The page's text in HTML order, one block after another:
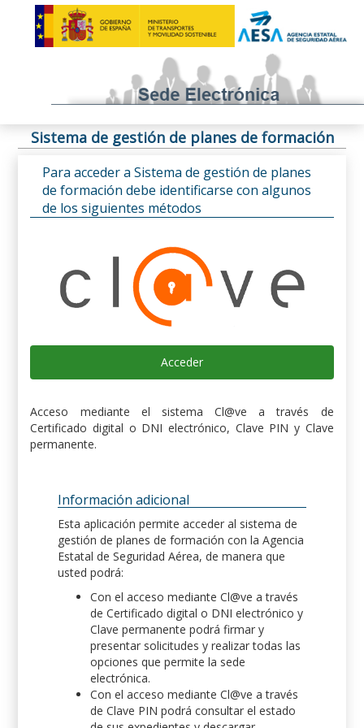
Sistema de gestión de planes de formación
Para acceder a Sistema de gestión de planes
de formación debe identificarse con algunos
de los siguientes métodos
Acceder
Acceso mediante el sistema Cl@ve a través de
Certificado digital o DNI electrónico, Clave PIN y Clave
permanente.
Información adicional
Esta aplicación permite acceder al sistema de
gestión de planes de formación con la Agencia
Estatal de Seguridad Aérea, de manera que
usted podrá:
Con el acceso mediante Cl@ve a través
de Certificado digital o DNI electrónico y
Clave permanente podrá firmar y
presentar solicitudes y realizar todas las
opciones que permite la sede
electrónica.
Con el acceso mediante Cl@ve a través
de Clave PIN podrá consultar el estado